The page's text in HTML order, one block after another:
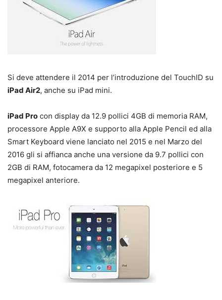
Si deve attendere il 2014 per l’introduzione del TouchID su
iPad Air2, anche su iPad mini.
iPad Pro con display da 12.9 pollici 4GB di memoria RAM,
processore Apple A9X e supporto alla Apple Pencil ed alla
Smart Keyboard viene lanciato nel 2015 e nel Marzo del
2016 gli si affianca anche una versione da 9.7 pollici con
2GB di RAM, fotocamera da 12 megapixel posteriore e 5
megapixel anteriore.